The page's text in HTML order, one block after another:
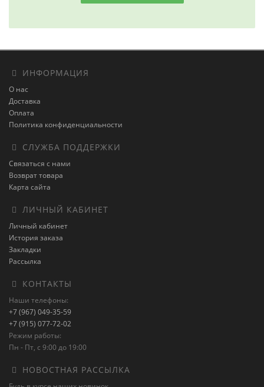
ИНФОРМАЦИЯ
О нас
Доставка
Оплата
Политика конфиденциальности
СЛУЖБА ПОДДЕРЖКИ
Связаться с нами
Возврат товара
Карта сайта
ЛИЧНЫЙ КАБИНЕТ
Личный кабинет
История заказа
Закладки
Рассылка
КОНТАКТЫ
Наши телефоны:
+7 (967) 049-35-59
+7 (915) 077-72-02
Режим работы:
Пн - Пт, с 9:00 до 19:00
НОВОСТНАЯ РАССЫЛКА